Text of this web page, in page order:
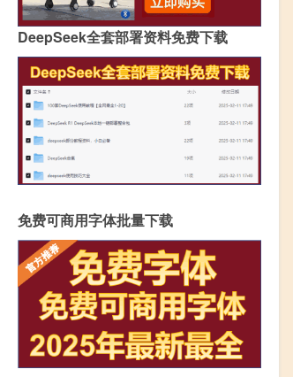
DeepSeek全套部署资料免费下载
免费可商用字体批量下载